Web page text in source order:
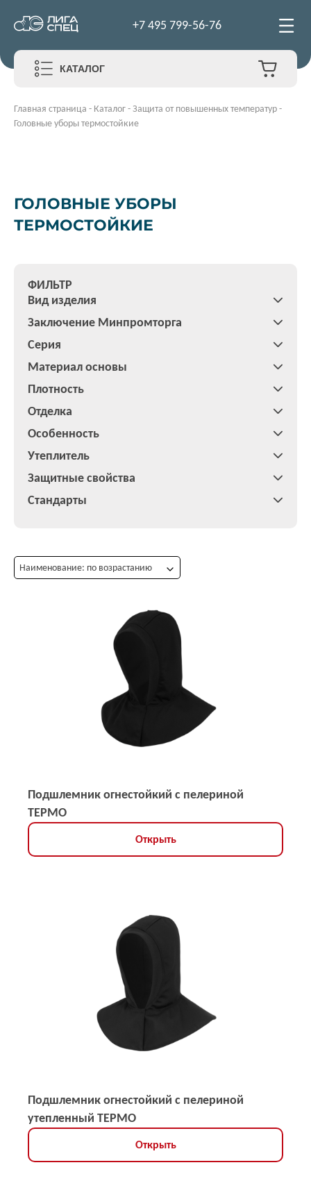
+7 495 799-56-76
КАТАЛОГ
Главная страница - Каталог-Защита от повышенных температур-
Головные уборы термостойкие
ГОЛОВНЫЕ УБОРЫ
ТЕРМОСТОЙКИЕ
ФИЛЬТР
Вид изделия
Заключение Минпромторга
Серия
Материал основы
Плотность
Отделка
Особенность
Утеплитель
Защитные свойства
Стандарты
Наименование: по возрастанию
Подшлемник огнестойкий с пелериной
ТЕРМО
Открыть
Подшлемник огнестойкий с пелериной
утепленный ТЕРМО
Открыть